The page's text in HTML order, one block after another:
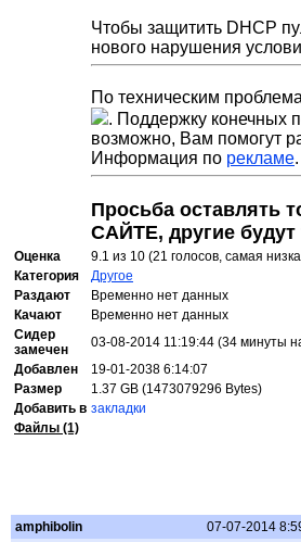
Чтобы защитить DHCP
нового нарушения
По техническим
. Поддержку конечных
возможно, Вам помогут
Информация по рекламе.
Просьба оставлять
САЙТЕ, другие будут
Оценка
9.1 из 10 (21 голосов, самая
Категория
Другое
Раздают
Временно нет данных
Качают
Временно нет данных
Сидер
замечен
03-08-2014 11:19:44 (34 минуты
Добавлен
19-01-2038 6:14:07
Размер
1.37 GB (1473079296 Bytes)
Добавить в закладки
Файлы (1)
amphibolin
07-07-2014